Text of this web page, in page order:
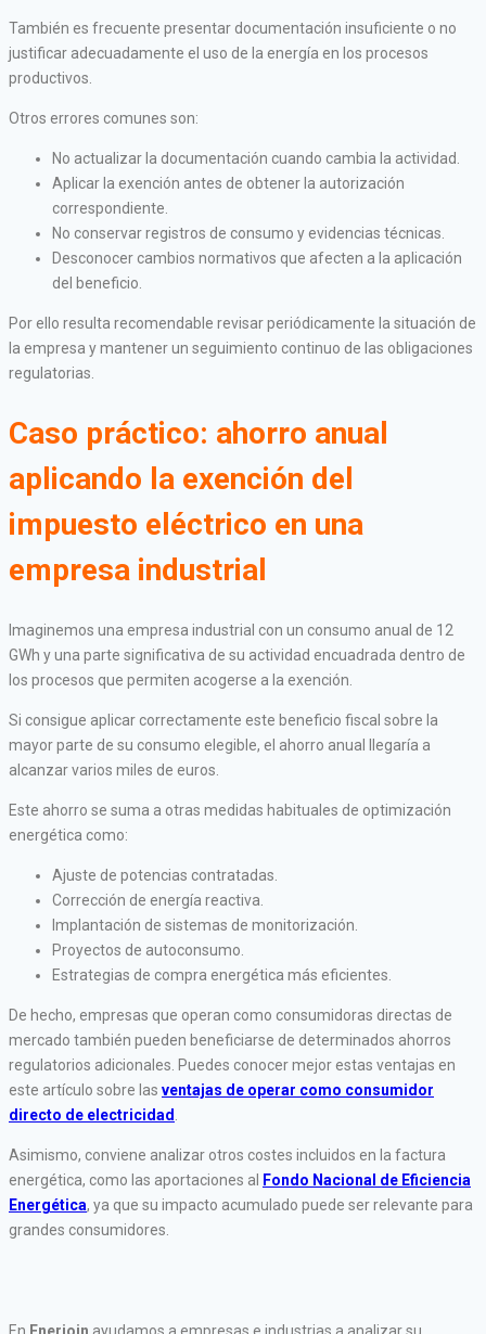
También es frecuente presentar documentación insuficiente o no
justificar adecuadamente el uso de la energía en los procesos
productivos.
Otros errores comunes son:
No actualizar la documentación cuando cambia la actividad.
Aplicar la exención antes de obtener la autorización
correspondiente.
No conservar registros de consumo y evidencias técnicas.
Desconocer cambios normativos que afecten a la aplicación
del beneficio.
Por ello resulta recomendable revisar periódicamente la situación de
la empresa y mantener un seguimiento continuo de las obligaciones
regulatorias.
Caso práctico: ahorro anual
aplicando la exención del
impuesto eléctrico en una
empresa industrial
Imaginemos una empresa industrial con un consumo anual de 12
GWh y una parte significativa de su actividad encuadrada dentro de
los procesos que permiten acogerse a la exención.
Si consigue aplicar correctamente este beneficio fiscal sobre la
mayor parte de su consumo elegible, el ahorro anual llegaría a
alcanzar varios miles de euros.
Este ahorro se suma a otras medidas habituales de optimización
energética como:
Ajuste de potencias contratadas.
Corrección de energía reactiva.
Implantación de sistemas de monitorización.
Proyectos de autoconsumo.
Estrategias de compra energética más eficientes.
De hecho, empresas que operan como consumidoras directas de
mercado también pueden beneficiarse de determinados ahorros
regulatorios adicionales. Puedes conocer mejor estas ventajas en
este artículo sobre las ventajas de operar como consumidor
directo de electricidad.
Asimismo, conviene analizar otros costes incluidos en la factura
energética, como las aportaciones al
Fondo Nacional de Eficiencia
Energética, ya que su impacto acumulado puede ser relevante para
grandes consumidores.